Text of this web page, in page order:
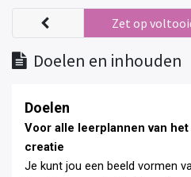
Doelen en inhouden
Zet op
Doelen
Voor alle leerplannen van
creatie
Je kunt jou een beeld vormen